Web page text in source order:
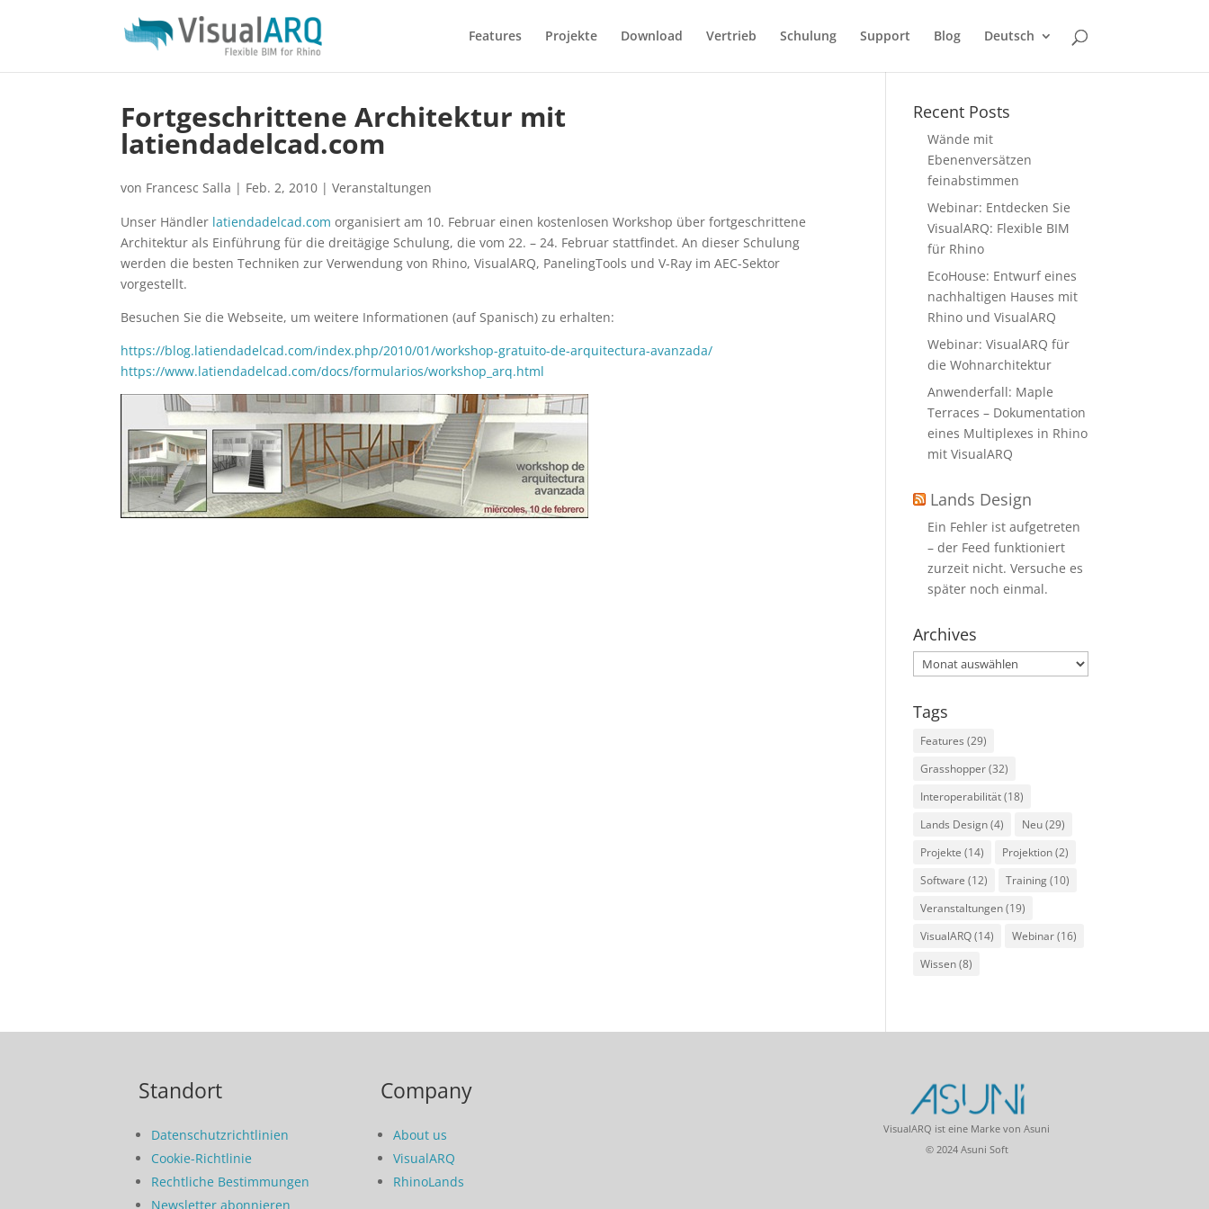
Features Projekte Download Vertrieb Schulung Support Blog Deutsch
Fortgeschrittene Architektur mit
latiendadelcad.com
von Francesc Salla | Feb. 2, 2010 |Veranstaltungen
Unser Händler latiendadelcad.com organisiert am 10. Februar einen kostenlosen Workshop über fortgeschrittene
Architektur als Einführung für die dreitägige Schulung, die vom 22. – 24. Februar stattfindet. An dieser Schulung
werden die besten Techniken zur Verwendung von Rhino, VisualARQ, PanelingTools und V-Ray im AEC-Sektor
vorgestellt.
Besuchen Sie die Webseite, um weitere Informationen (auf Spanisch) zu erhalten:
https://blog.latiendadelcad.com/index.php/2010/01/workshop-gratuito-de-arquitectura-avanzada/
https://www.latiendadelcad.com/docs/formularios/workshop_arq.html
Recent Posts
Wände mit
Ebenenversätzen
feinabstimmen
Webinar: Entdecken Sie
VisualARQ: Flexible BIM
für Rhino
EcoHouse: Entwurf eines
nachhaltigen Hauses mit
Rhino und VisualARQ
Webinar: VisualARQ für
die Wohnarchitektur
Anwenderfall: Maple
Terraces – Dokumentation
eines Multiplexes in Rhino
mit VisualARQ
Lands Design
Ein Fehler ist aufgetreten
– der Feed funktioniert
zurzeit nicht. Versuche es
später noch einmal.
Archives
Archives
Tags
Features (29)
Grasshopper(32)
Interoperabilität(18)
Lands Design(4) Neu(29)
Projekte (14) Projektion(2)
Software (12) Training(10)
Veranstaltungen(19)
VisualARQ(14) Webinar(16)
Wissen(8)
Standort
Datenschutzrichtlinien
Cookie-Richtlinie
Rechtliche Bestimmungen
Newsletter abonnieren
Company
About us
VisualARQ
RhinoLands
VisualARQ ist eine Marke von Asuni
© 2024 Asuni Soft